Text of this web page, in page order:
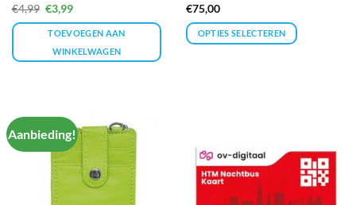
Gewaardeerd
5uit 5
€4,99 Oorspronkelijke
prijs
was:
€4,99.
€3,99Huidige
is:
€3,99.
TOEVOEGEN AAN
WINKELWAGEN
€75,00
OPTIES SELECTEREN
Aanbieding!